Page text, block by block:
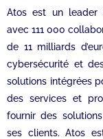
Atos est un leader
avec 111 000
de 11 milliards
cybersécurité et
solutions intégrées
des services et
fournir des
ses clients. Atos